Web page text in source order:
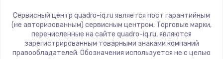
Сервисный центр quadro-iq.ru является пост гарантийным
(не авторизованным) сервисным центром. Торговые марки,
перечисленные на сайте quadro-iq.ru, являются
зарегистрированным товарными знаками компаний
правообладателей. Обозначения используется не с целью